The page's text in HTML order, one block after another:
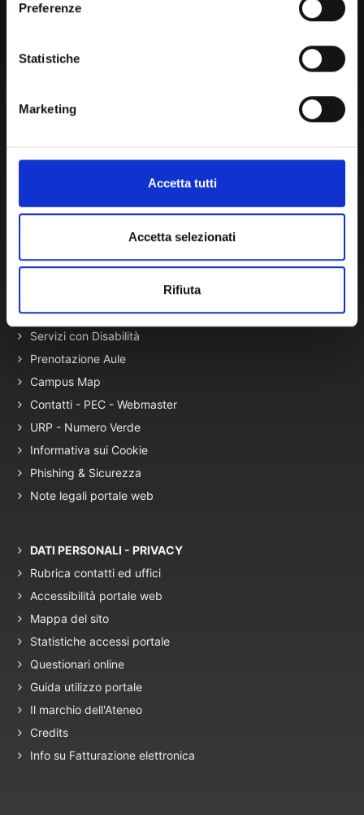
Preferenze
Statistiche
Marketing
Accetta tutti
Accetta selezionati
Rifiuta
Portale Amministrazione Trasparente (PAT in fase di
Presidio Qualità
Bacheca di Ateneo - Bandi e Concorsi
Gare Telematiche (U-Buy) ed Elenco Operatori Economici
Elenco siti tematici
Servizi con Disabilità
Prenotazione Aule
Campus Map
Contatti - PEC - Webmaster
URP - Numero Verde
Informativa sui Cookie
Phishing & Sicurezza
Note legali portale web
DATI PERSONALI - PRIVACY
Rubrica contatti ed uffici
Accessibilità portale web
Mappa del sito
Statistiche accessi portale
Questionari online
Guida utilizzo portale
Il marchio dell'Ateneo
Credits
Info su Fatturazione elettronica